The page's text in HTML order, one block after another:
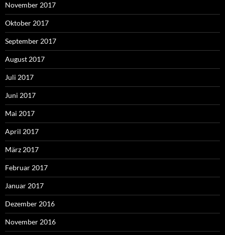
November 2017
Oktober 2017
September 2017
August 2017
Juli 2017
Juni 2017
Mai 2017
April 2017
März 2017
Februar 2017
Januar 2017
Dezember 2016
November 2016